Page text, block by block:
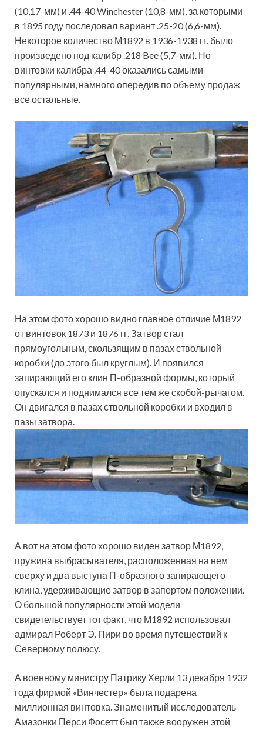
(10,17-мм) и .44-40 Winchester (10,8-мм), за которыми
в 1895 году последовал вариант .25-20 (6,6-мм).
Некоторое количество М1892 в 1936-1938 гг. было
произведено под калибр .218 Bee (5,7-мм). Но
винтовки калибра .44-40 оказались самыми
популярными, намного опередив по объему продаж
все остальные.
На этом фото хорошо видно главное отличие М1892
от винтовок 1873 и 1876 гг. Затвор стал
прямоугольным, скользящим в пазах ствольной
коробки (до этого был круглым). И появился
запирающий его клин П-образной формы, который
опускался и поднимался все тем же скобой-рычагом.
Он двигался в пазах ствольной коробки и входил в
пазы затвора.
А вот на этом фото хорошо виден затвор М1892,
пружина выбрасывателя, расположенная на нем
сверху и два выступа П-образного запирающего
клина, удерживающие затвор в запертом положении.
О большой популярности этой модели
свидетельствует тот факт, что М1892 использовал
адмирал Роберт Э. Пири во время путешествий к
Северному полюсу.
А военному министру Патрику Херли 13 декабря 1932
года фирмой «Винчестер» была подарена
миллионная винтовка. Знаменитый исследователь
Амазонки Перси Фосетт был также вооружен этой